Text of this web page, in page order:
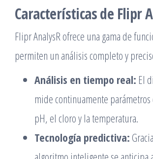
Características de Flipr
Flipr AnalysR ofrece una gama de
permiten un análisis completo y
Análisis en tiempo real: El
mide continuamente parámetros
pH, el cloro y la temperatura.
Tecnología predictiva: